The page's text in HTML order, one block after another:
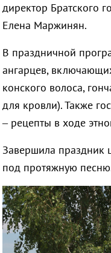
директор Братского
Елена Маржинян.
В праздничной
ангарцев,
конского волоса,
для кровли). Также
– рецепты в ходе
Завершила праздник
под протяжную